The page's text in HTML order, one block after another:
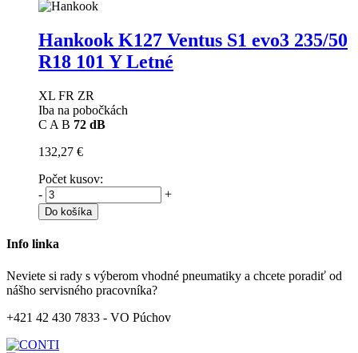
Hankook K127 Ventus S1 evo3 235/50
R18 101 Y Letné
XL FR ZR
Iba na pobočkách
C A B 72 dB
132,27 €
Počet kusov:
-
+
Do košíka
Info linka
Neviete si rady s výberom vhodné pneumatiky a chcete poradiť od
nášho servisného pracovníka?
+421 42 430 7833 - VO Púchov